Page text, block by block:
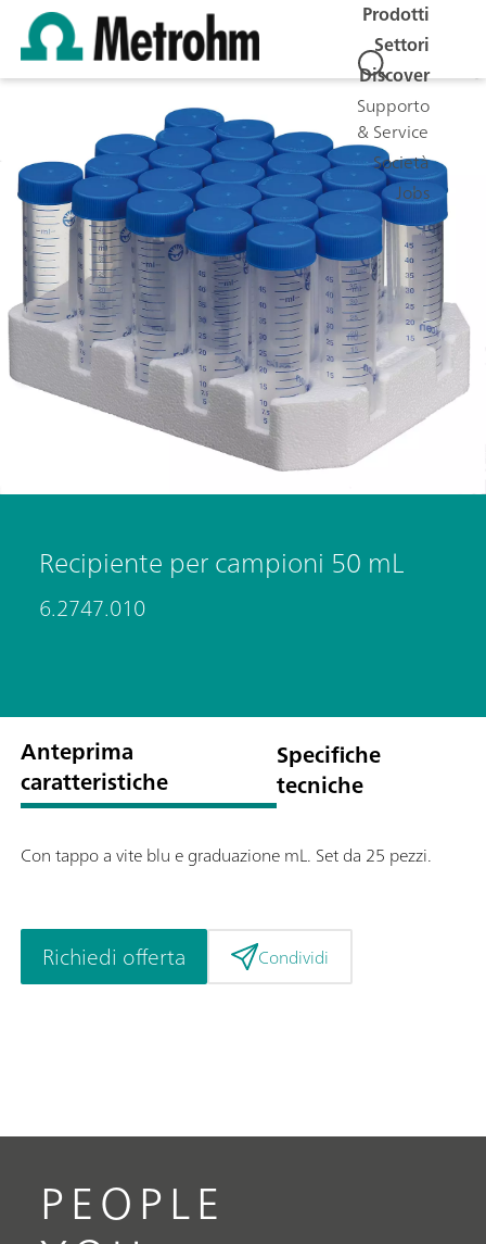
Prodotti
Settori
Discover
Supporto
& Service
Società
Jobs
Recipiente per campioni 50 mL
6.2747.010
Anteprima
caratteristiche
Specifiche
tecniche
Con tappo a vite blu e graduazione mL. Set da 25 pezzi.
Richiedi offerta Condividi
PEOPLE